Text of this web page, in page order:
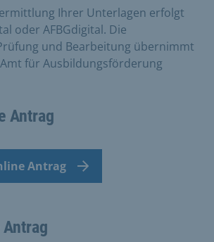
Ihrer Unterlagen erfolgt
oder AFBGdigital. Die
und Bearbeitung übernimmt
für Ausbildungsförderung
Antrag
Antrag
Antrag